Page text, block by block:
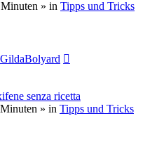
» in Tipps und Tricks
GildaBolyard
senza ricetta
» in Tipps und Tricks